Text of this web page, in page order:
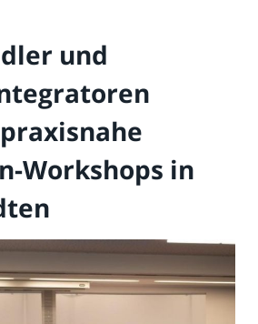
und
Workshops in